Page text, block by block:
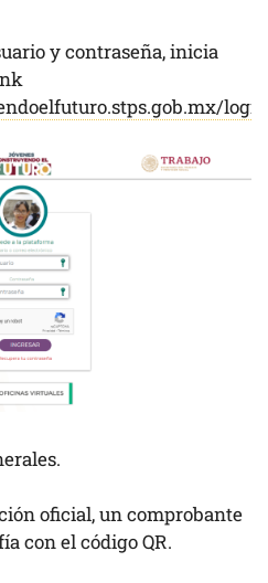
y contraseña, inicia
oficial, un comprobante
con el código QR.